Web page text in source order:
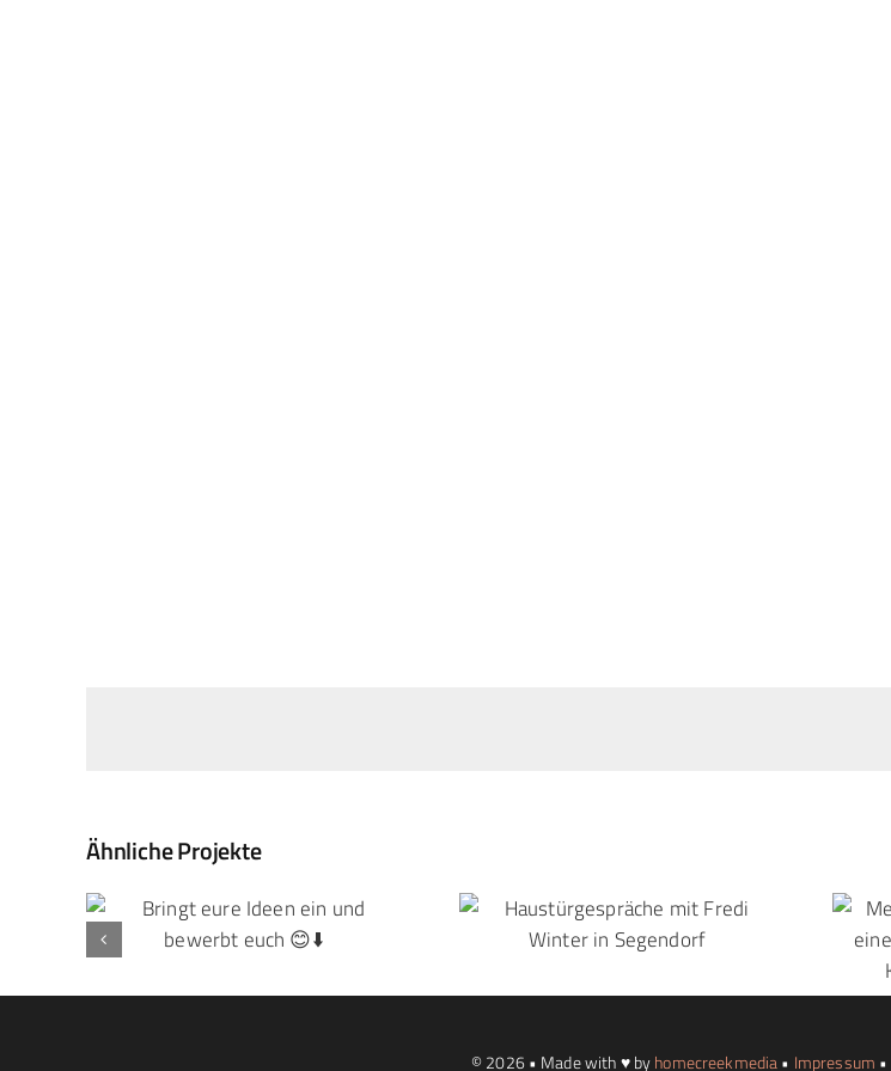
Ähnliche Projekte
© 2026 • Made with ♥ byhomecreekmedia• Impressum •